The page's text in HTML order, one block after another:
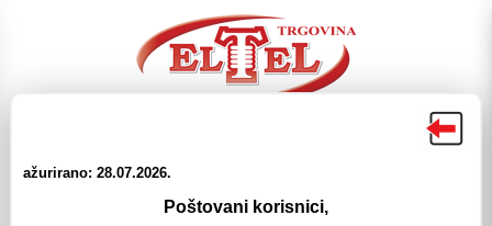
ažurirano: 28.07.2026.
Poštovani korisnici,